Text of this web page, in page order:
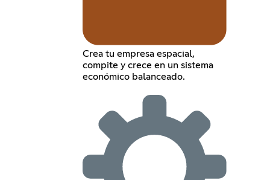
Crea tu empresa espacial,
compite y crece en un sistema
económico balanceado.